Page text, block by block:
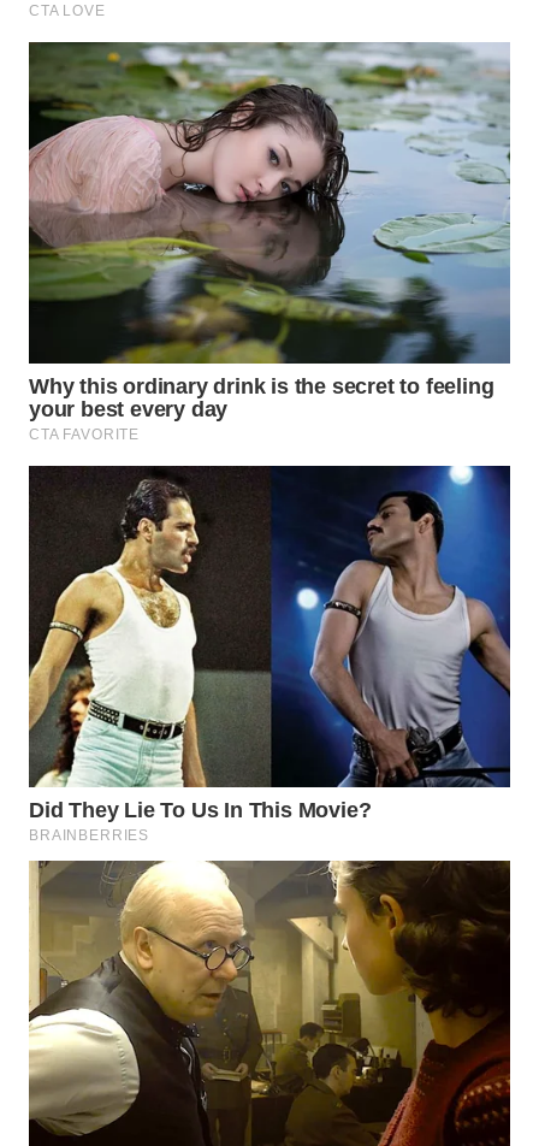
PRIANGAN
TIMUR
WN
SEMARANG
WN
SOLO
WN
WN
MADURA
WN
SURABAYA
NATUNA
WN
BINTAN
WN
MANDALIKA
WN
LIKUPANG
WN
LABUANBAJO
WN
BORNEO
Wahana
Media
Group